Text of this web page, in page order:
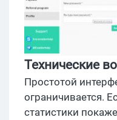
Технические
Простотой
ограничивается.
статистики